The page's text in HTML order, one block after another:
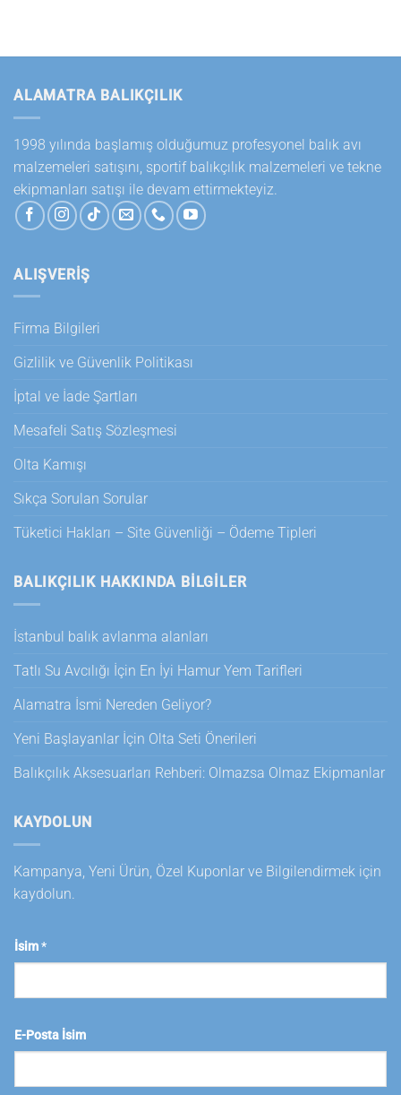
ALAMATRA BALIKÇILIK
1998 yılında başlamış olduğumuz profesyonel balık avı
malzemeleri satışını, sportif balıkçılık malzemeleri ve tekne
ekipmanları satışı ile devam ettirmekteyiz.
ALIŞVERİŞ
Firma Bilgileri
Gizlilik ve Güvenlik Politikası
İptal ve İade Şartları
Mesafeli Satış Sözleşmesi
Olta Kamışı
Sıkça Sorulan Sorular
Tüketici Hakları – Site Güvenliği – Ödeme Tipleri
BALIKÇILIK HAKKINDA BILGILER
İstanbul balık avlanma alanları
Tatlı Su Avcılığı İçin En İyi Hamur Yem Tarifleri
Alamatra İsmi Nereden Geliyor?
Yeni Başlayanlar İçin Olta Seti Önerileri
Balıkçılık Aksesuarları Rehberi: Olmazsa Olmaz Ekipmanlar
KAYDOLUN
Kampanya, Yeni Ürün, Özel Kuponlar ve Bilgilendirmek için
kaydolun.
İsim*
E-Posta İsim